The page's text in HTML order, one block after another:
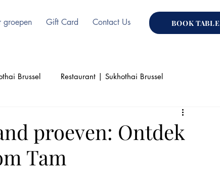
BOOK TABLE
groepen Gift Card Contact Us
Brussel Restaurant | Sukhothai Brussel
| Sukhothai
proeven: Ontdek
Tam